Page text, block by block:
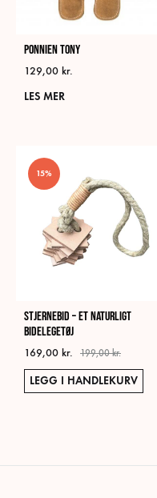
Ponnien Tony
129,00 kr.
LES MER
15%
Stjernebid – Et naturligt
bidelegetøj
169,00 kr. 199,00kr.
LEGG I HANDLEKURV